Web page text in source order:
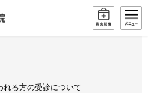
れる方の受診について